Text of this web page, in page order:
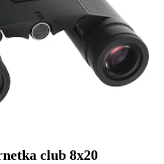
club 8x20